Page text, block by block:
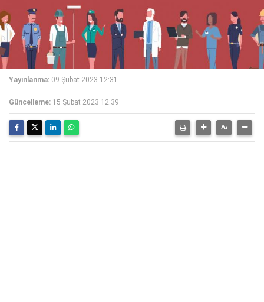
Yayınlanma: 09 Şubat 2023 12:31
Güncelleme: 15 Şubat 2023 12:39